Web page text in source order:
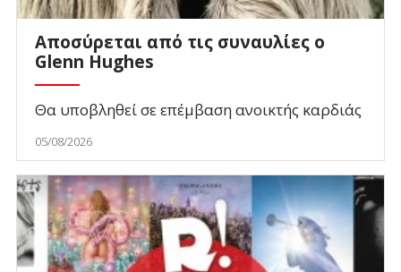
Αποσύρεται από τις συναυλίες ο
Glenn Hughes
Θα υποβληθεί σε επέμβαση ανοικτής καρδιάς
05/08/2026